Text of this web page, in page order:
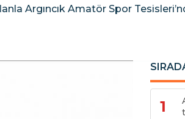
Argıncık Amatör Spor
1